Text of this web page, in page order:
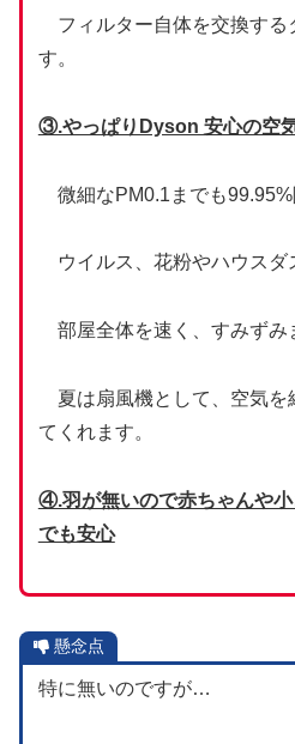
フィルター自体を交換する
す。
③.やっぱりDyson 安心の空
微細なPM0.1までも99.95%
ウイルス、花粉やハウスダ
部屋全体を速く、すみずみ
夏は扇風機として、空気を
てくれます。
④.羽が無いので赤ちゃんや
でも安心
懸念点
特に無いのですが…